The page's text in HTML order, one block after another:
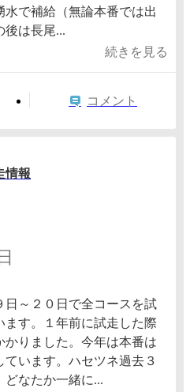
水で補給（無論本番では出
後は長尾...
続きを見る
コメント
情報
日～２０日で全コースを試
ます。１年前に試走した際
かりました。今年は本番は
ています。ハセツネ過去３
どなたか一緒に...